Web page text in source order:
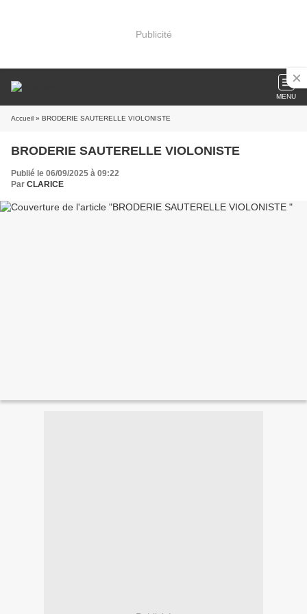
Publicité
MENU
Accueil » BRODERIE SAUTERELLE VIOLONISTE
BRODERIE SAUTERELLE VIOLONISTE
Publié le 06/09/2025 à 09:22
Par CLARICE